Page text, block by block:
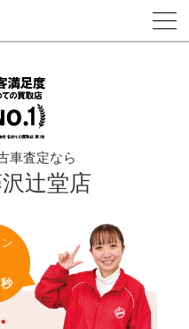
のCVボタン*/
車査定なら
辻堂店
秒